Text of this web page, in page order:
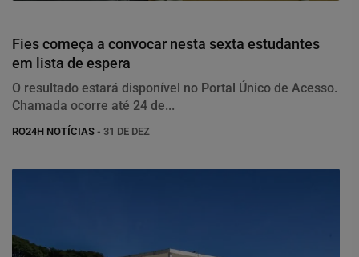
Fies começa a convocar nesta sexta estudantes
em lista de espera
O resultado estará disponível no Portal Único de Acesso.
Chamada ocorre até 24 de...
RO24H NOTÍCIAS - 31 DE DEZ